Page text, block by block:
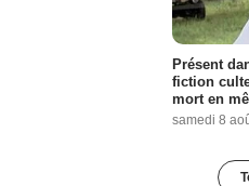
Présent
fiction
mort en
samedi 8